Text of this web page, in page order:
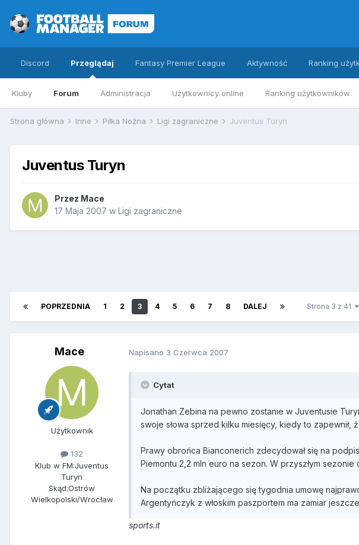
Discord Przeglądaj
Kluby Forum Administracja Użytkownicy online Ranking użytkowników
Fantasy Premier League Aktywność Ranking
Strona główna Inne Piłka Nożna Ligi zagraniczne Juventus Turyn
Juventus Turyn
Przez Mace
17 Maja 2007 w Ligi zagraniczne
POPRZEDNIA 1 2 3 4 5 6 7 8 DALEJ Strona 3 z 41
Mace
Użytkownik
132
Klub w FM:Juventus
Turyn
Skąd:Ostrów
Wielkopolski/Wrocław
Napisano 3 Czerwca 2007
Cytat
Jonathan Zebina na pewno zostanie w Juventusie
swoje słowa sprzed kilku miesięcy, kiedy to zapewnił,
Prawy obrońca Bianconerich zdecydował się na
Piemontu 2,2 mln euro na sezon. W przyszłym
Na początku zbliżającego się tygodnia umowę
Argentyńczyk z włoskim paszportem ma zamiar
sports.it